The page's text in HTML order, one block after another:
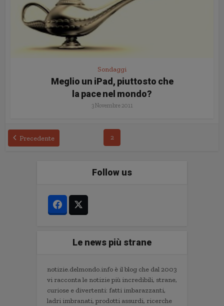
Sondaggi
Meglio un iPad, piuttosto che
la pace nel mondo?
3 Novembre 2011
Precedente 2
Follow us
Le news più strane
notizie.delmondo.info è il blog che dal 2003
vi racconta le notizie più incredibili, strane,
curiose e divertenti: fatti imbarazzanti,
ladri imbranati, prodotti assurdi, ricerche